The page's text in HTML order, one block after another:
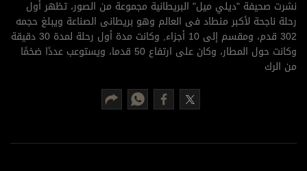
عدد اليوم
نشرت صحيفة "ديلي ميل" البريطانية مجموعة من الصور، تظهر أول
رحلة ناجحة لأكبر منطاد فى العالم وهو بريطانى الصناعة ويبلغ حجمه
302 قدم، ومقسم إلى 10 أجزاء, وكانت مدة أول رحلة لمدة 30 دقيقة
وكانت حول المطار، وكان على ارتفاع 50 قدما، ويستوعب عددًا ضخمًا
من الرك